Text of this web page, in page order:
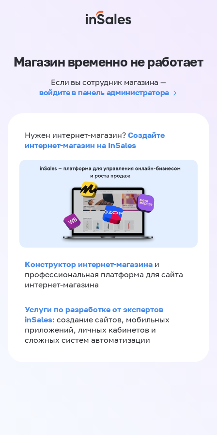
Магазин временно не работает
Если вы сотрудник магазина —
войдите в панель администратора
Нужен интернет-магазин? Создайте
интернет-магазин на InSales
Конструктор интернет-магазина и
профессиональная платформа для сайта
интернет-магазина
Услуги по разработке от экспертов
inSales: создание сайтов, мобильных
приложений, личных кабинетов и
сложных систем автоматизации